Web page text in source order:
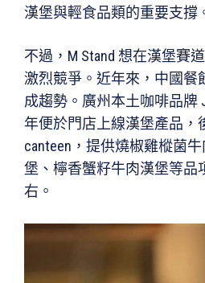
漢堡與輕食品類的重要支撐
不過，M Stand 想在漢堡賽
激烈競爭。近年來，中國餐
成趨勢。廣州本土咖啡品牌
年便於門店上線漢堡產品，
canteen，提供燒椒雞樅菌
堡、檸香蟹籽牛肉漢堡等品
右。